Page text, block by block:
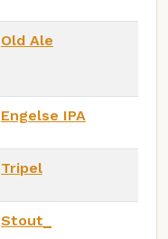
Old Ale
Engelse IPA
Tripel
Stout_